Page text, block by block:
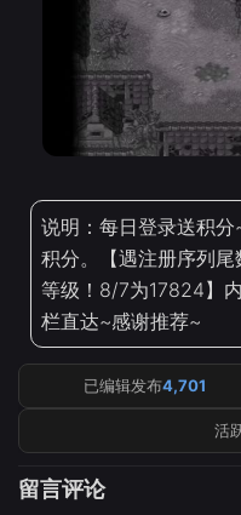
说明：每日登录送积
积分。【遇注册序列
等级！8/7为17824】
栏直达~感谢推荐~
已编辑发布4,701
活
留言评论